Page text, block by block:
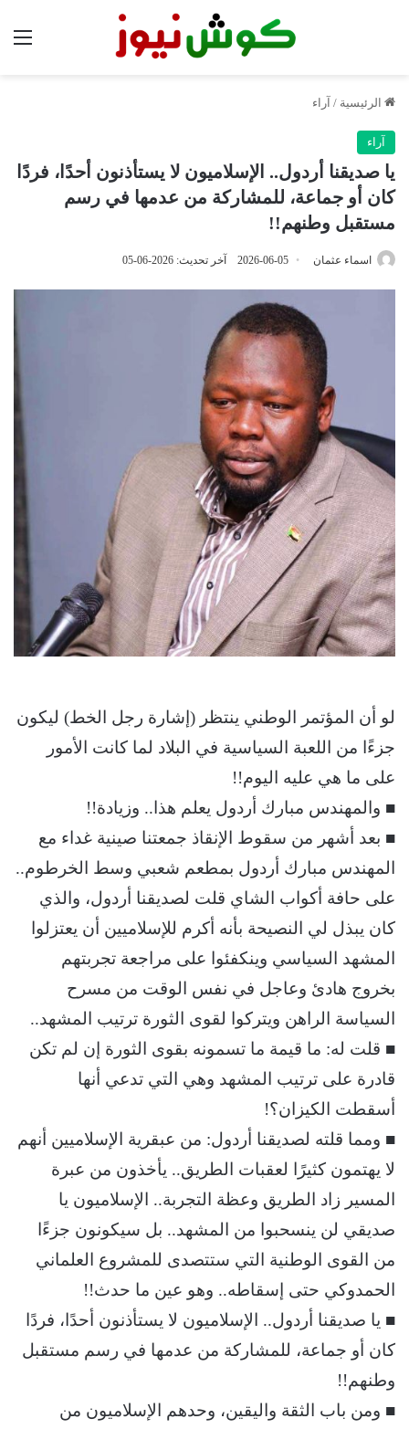
الرئيسية / آراء
آراء
يا صديقنا أردول.. الإسلاميون لا يستأذنون أحدًا، فردًا
كان أو جماعة، للمشاركة من عدمها في رسم
مستقبل وطنهم!!
اسماء عثمان 2026-06-05 آخر تحديث: 2026-06-05
لو أن المؤتمر الوطني ينتظر (إشارة رجل الخط) ليكون
جزءًا من اللعبة السياسية في البلاد لما كانت الأمور
على ما هي عليه اليوم!!
■ والمهندس مبارك أردول يعلم هذا.. وزيادة!!
■ بعد أشهر من سقوط الإنقاذ جمعتنا صينية غداء مع
المهندس مبارك أردول بمطعم شعبي وسط الخرطوم..
على حافة أكواب الشاي قلت لصديقنا أردول، والذي
كان يبذل لي النصيحة بأنه أكرم للإسلاميين أن يعتزلوا
المشهد السياسي وينكفئوا على مراجعة تجربتهم
بخروج هادئ وعاجل في نفس الوقت من مسرح
السياسة الراهن ويتركوا لقوى الثورة ترتيب المشهد..
■ قلت له: ما قيمة ما تسمونه بقوى الثورة إن لم تكن
قادرة على ترتيب المشهد وهي التي تدعي أنها
أسقطت الكيزان؟!
■ ومما قلته لصديقنا أردول: من عبقرية الإسلاميين أنهم
لا يهتمون كثيرًا لعقبات الطريق.. يأخذون من عبرة
المسير زاد الطريق وعظة التجربة.. الإسلاميون يا
صديقي لن ينسحبوا من المشهد.. بل سيكونون جزءًا
من القوى الوطنية التي ستتصدى للمشروع العلماني
الحمدوكي حتى إسقاطه.. وهو عين ما حدث!!
■ يا صديقنا أردول.. الإسلاميون لا يستأذنون أحدًا، فردًا
كان أو جماعة، للمشاركة من عدمها في رسم مستقبل
وطنهم!!
■ ومن باب الثقة واليقين، وحدهم الإسلاميون من